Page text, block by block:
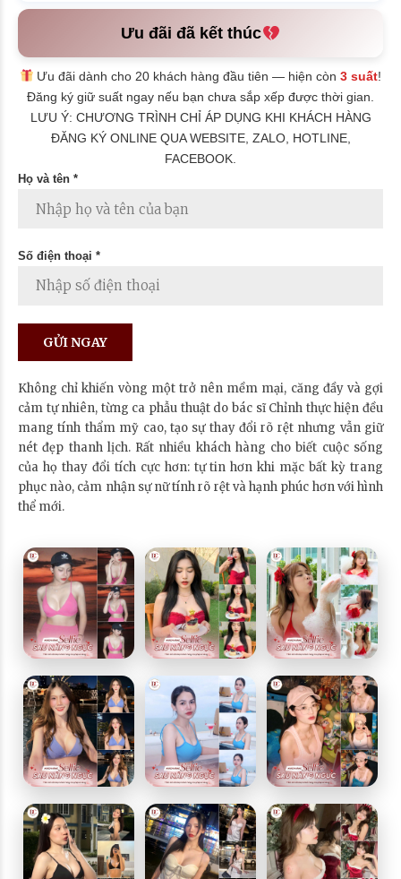
Ưu đãi đã kết thúc
Ưu đãi dành cho 20 khách hàng đầu tiên — hiện còn3 suất!
Đăng ký giữ suất ngay nếu bạn chưa sắp xếp được thời gian.
LƯU Ý: CHƯƠNG TRÌNH CHỈ ÁP DỤNG KHI KHÁCH HÀNG
ĐĂNG KÝ ONLINE QUA WEBSITE, ZALO, HOTLINE,
FACEBOOK.
Họ và tên *
Số điện thoại *
Không chỉ khiến vòng một trở nên mềm mại, căng đầy và gợi
cảm tự nhiên, từng ca phẫu thuật do bác sĩ Chỉnh thực hiện đều
mang tính thẩm mỹ cao, tạo sự thay đổi rõ rệt nhưng vẫn giữ
nét đẹp thanh lịch. Rất nhiều khách hàng cho biết cuộc sống
của họ thay đổi tích cực hơn: tự tin hơn khi mặc bất kỳ trang
phục nào, cảm nhận sự nữ tính rõ rệt và hạnh phúc hơn với hình
thể mới.